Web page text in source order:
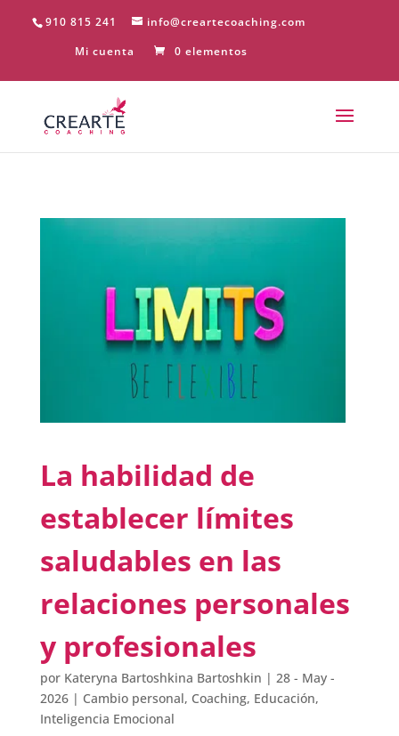
910 815 241
info@creartecoaching.com
Mi cuenta
0 elementos
La habilidad de
establecer límites
saludables en las
relaciones personales
y profesionales
por Kateryna Bartoshkina Bartoshkin | 28 - May -
2026| Cambio personal, Coaching, Educación,
Inteligencia Emocional